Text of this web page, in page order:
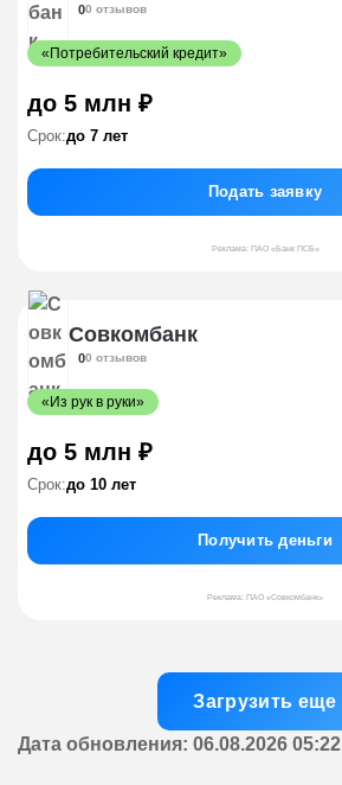
00 отзывов
«Потребительский кредит»
до 5 млн ₽
Срок:до 7 лет
Подать заявку
Реклама: ПАО «Банк ПСБ»
Совкомбанк
00 отзывов
«Из рук в руки»
до 5 млн ₽
Срок:до 10 лет
Получить деньги
Реклама: ПАО «Совкомбанк»
Загрузить еще
Дата обновления: 06.08.2026 05:22